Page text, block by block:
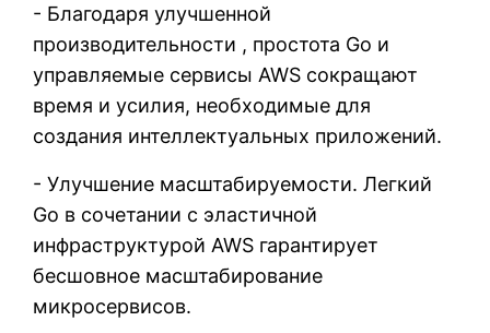
- Благодаря улучшенной
производительности , простота Go и
управляемые сервисы AWS сокращают
время и усилия, необходимые для
создания интеллектуальных приложений.
- Улучшение масштабируемости. Легкий
Go в сочетании с эластичной
инфраструктурой AWS гарантирует
бесшовное масштабирование
микросервисов.